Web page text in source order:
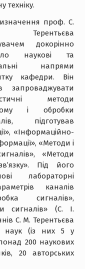
техніку.
проф. С.
докорінно
наукові та
напрями
кафедри. Він
запроваджувати
методи
і обробки
підготував
«Інформаційно-
«Методи і
«Методи
Під його
лабораторні
каналів
сигналів»,
сигналів» (С. І.
С. М. Терентьєва
наук (із них 5 у
200 наукових
20 авторських